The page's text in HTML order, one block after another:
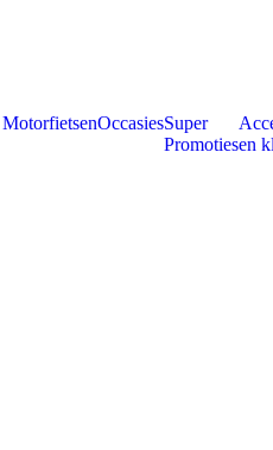
MotorfietsenOccasiesSuper
Promotiesen